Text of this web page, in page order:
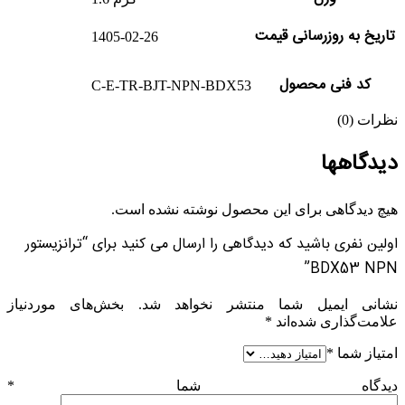
تاریخ به روزرسانی قیمت 1405-02-26
کد فنی محصول C-E-TR-BJT-NPN-BDX53
نظرات (0)
دیدگاهها
هیچ دیدگاهی برای این محصول نوشته نشده است.
اولین نفری باشید که دیدگاهی را ارسال می کنید برای “ترانزیستور
BDX53 NPN”
نشانی ایمیل شما منتشر نخواهد شد.
بخش‌های موردنیاز
علامت‌گذاری شده‌اند *
امتیاز شما *
دیدگاه شما *